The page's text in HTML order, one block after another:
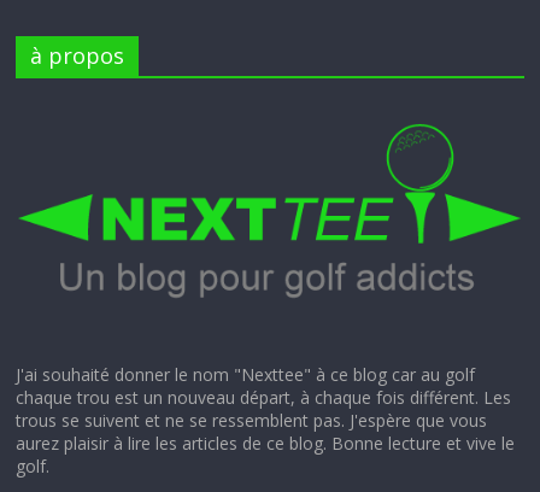
à propos
J'ai souhaité donner le nom "Nexttee" à ce blog car au golf
chaque trou est un nouveau départ, à chaque fois différent. Les
trous se suivent et ne se ressemblent pas. J'espère que vous
aurez plaisir à lire les articles de ce blog. Bonne lecture et vive le
golf.